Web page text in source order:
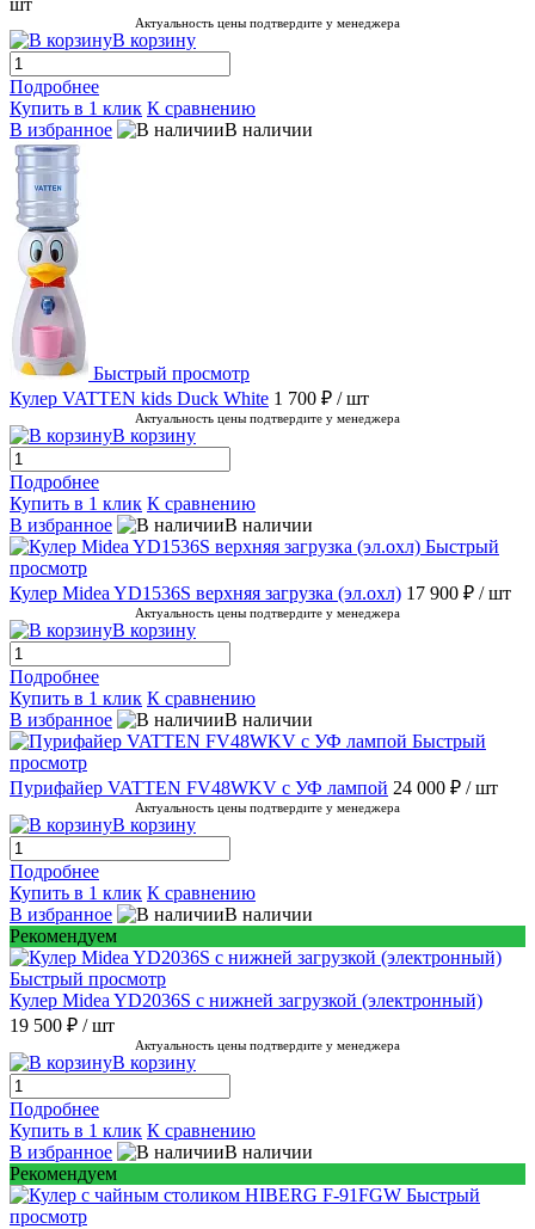
шт
Актуальность цены подтвердите у менеджера
В корзину
Подробнее
Купить в 1 клик К сравнению
В избранное
В наличии
Быстрый просмотр
Кулер VATTEN kids Duck White 1 700 ₽ / шт
Актуальность цены подтвердите у менеджера
В корзину
Подробнее
Купить в 1 клик К сравнению
В избранное
В наличии
Быстрый
просмотр
Кулер Midea YD1536S верхняя загрузка (эл.охл) 17 900 ₽ / шт
Актуальность цены подтвердите у менеджера
В корзину
Подробнее
Купить в 1 клик К сравнению
В избранное
В наличии
Быстрый
просмотр
Пурифайер VATTEN FV48WKV с УФ лампой 24 000 ₽ / шт
Актуальность цены подтвердите у менеджера
В корзину
Подробнее
Купить в 1 клик К сравнению
В избранное
В наличии
Рекомендуем
Быстрый просмотр
Кулер Midea YD2036S с нижней загрузкой (электронный)
19 500 ₽ / шт
Актуальность цены подтвердите у менеджера
В корзину
Подробнее
Купить в 1 клик К сравнению
В избранное
В наличии
Рекомендуем
Быстрый
просмотр